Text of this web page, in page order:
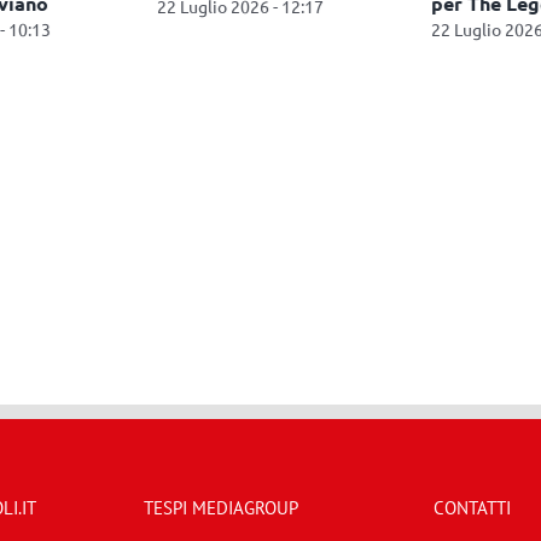
22 Luglio 2026 - 12:17
22 Luglio 2026
TESPI MEDIAGROUP CONTATTI